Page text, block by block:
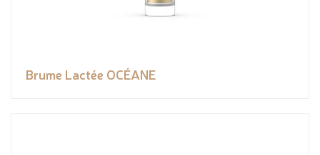
Brume Lactée OCÉANE